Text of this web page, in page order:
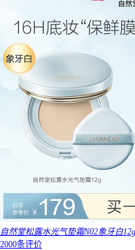
自然堂松露水光气垫霜N02象牙白
2000条评价